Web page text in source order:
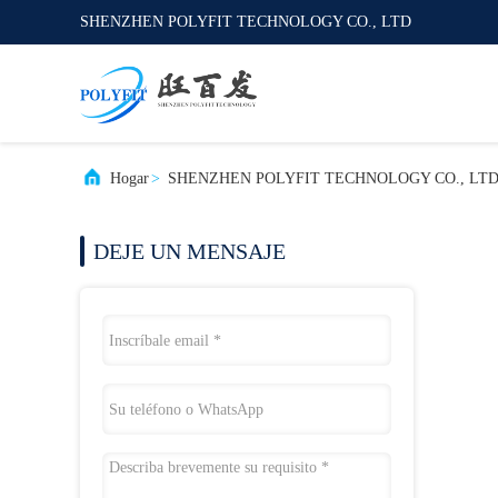
SHENZHEN POLYFIT TECHNOLOGY CO., LTD
Hogar> SHENZHEN POLYFIT TECHNOLOGY CO.,
DEJE UN MENSAJE